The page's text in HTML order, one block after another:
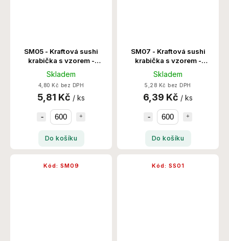
SM05 - Kraftová sushi
krabička s vzorem -
185x128x24x50 600
Set/Krt
Skladem
4,80 Kč bez DPH
5,81 Kč / ks
Do košíku
SM07 - Kraftová sushi
krabička s vzorem -
242x153x24x50 600
Set/Krt
Skladem
5,28 Kč bez DPH
6,39 Kč / ks
Do košíku
Kód: SM09 Kód: SS01